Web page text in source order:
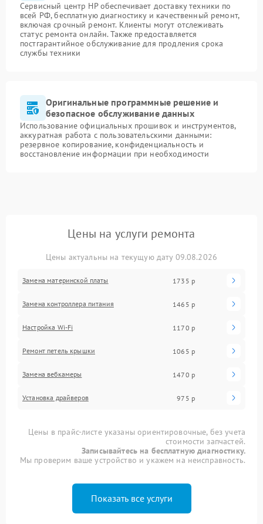
Сервисный центр HP обеспечивает доставку техники по
всей РФ, бесплатную диагностику и качественный ремонт,
включая срочный ремонт. Клиенты могут отслеживать
статус ремонта онлайн. Также предоставляется
постгарантийное обслуживание для продления срока
службы техники
Оригинальные программные решение и
безопасное обслуживание данных
Использование официальных прошивок и инструментов,
аккуратная работа с пользовательскими данными:
резервное копирование, конфиденциальность и
восстановление информации при необходимости
Цены на услуги ремонта
Цены актуальны на текущую дату 09.08.2026
Замена материнской платы 1735 р
Замена контроллера питания 1465 р
Настройка Wi-Fi 1170 р
Ремонт петель крышки 1065 р
Замена вебкамеры 1470 р
Установка драйверов 975 р
Цены в прайс-листе указаны ориентировочные, без учета
стоимости запчастей.
Записывайтесь на бесплатную диагностику.
Мы проверим ваше устройство и укажем на неисправность.
Показать все услуги